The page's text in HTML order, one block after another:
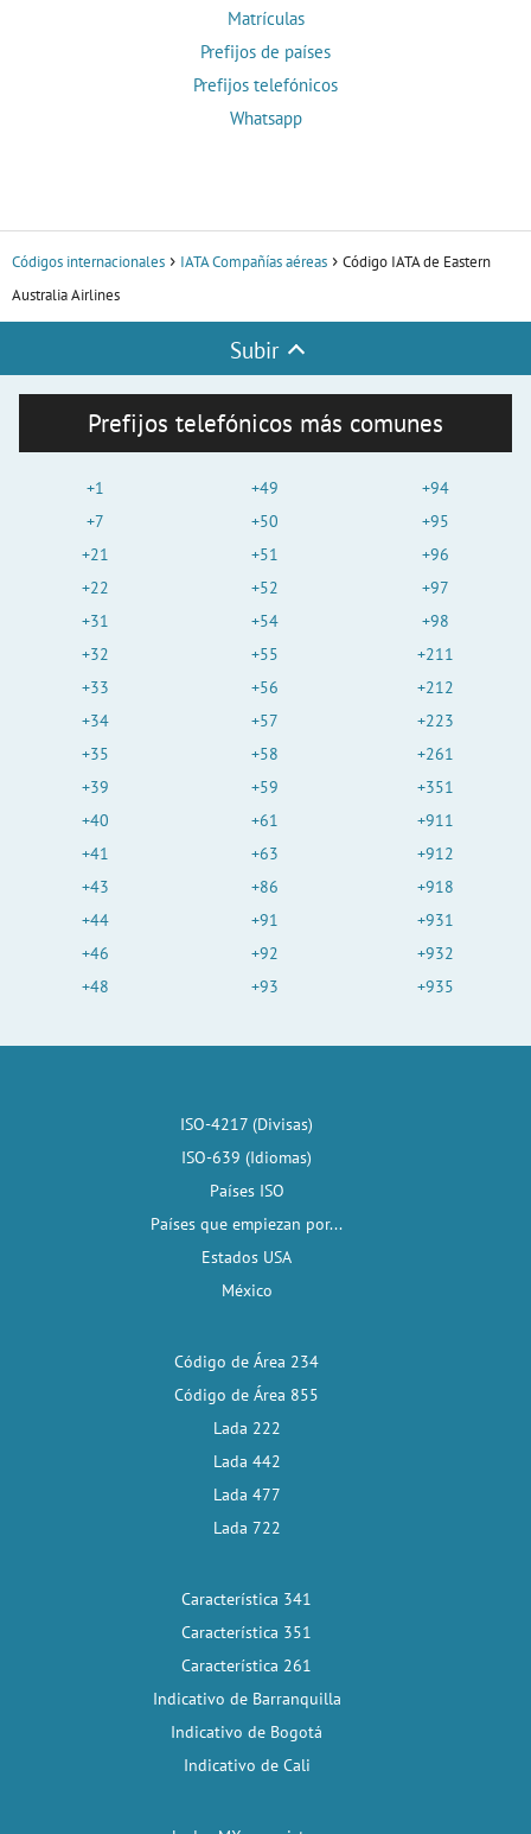
Matrículas
Prefijos de países
Prefijos telefónicos
Whatsapp
Códigos internacionales IATA Compañías aéreas
Código IATA de Eastern
Australia Airlines
Subir
Prefijos telefónicos más comunes
+1
+7
+21
+22
+31
+32
+33
+34
+35
+39
+40
+41
+43
+44
+46
+48
+49
+50
+51
+52
+54
+55
+56
+57
+58
+59
+61
+63
+86
+91
+92
+93
+94
+95
+96
+97
+98
+211
+212
+223
+261
+351
+911
+912
+918
+931
+932
+935
ISO-4217 (Divisas)
ISO-639 (Idiomas)
Países ISO
Países que empiezan por...
Estados USA
México
Código de Área 234
Código de Área 855
Lada 222
Lada 442
Lada 477
Lada 722
Característica 341
Característica 351
Característica 261
Indicativo de Barranquilla
Indicativo de Bogotá
Indicativo de Cali